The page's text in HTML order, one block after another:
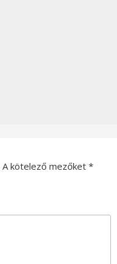
A kötelező mezőket *